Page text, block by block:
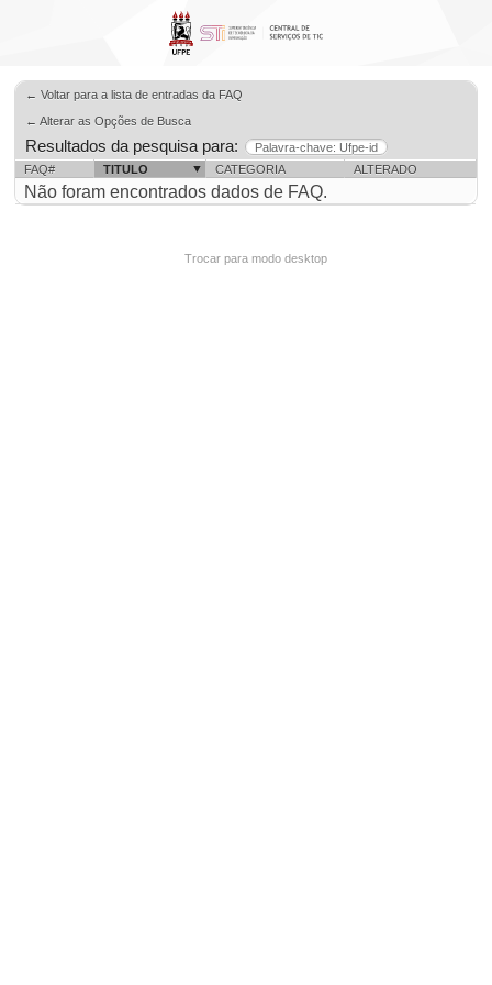
← Voltar para a lista de entradas da FAQ
← Alterar as Opções de Busca
Resultados da pesquisa para:
Palavra-chave: Ufpe-id
FAQ#
TITULO CATEGORIA ALTERADO
Não foram encontrados dados de FAQ.
Trocar para modo desktop